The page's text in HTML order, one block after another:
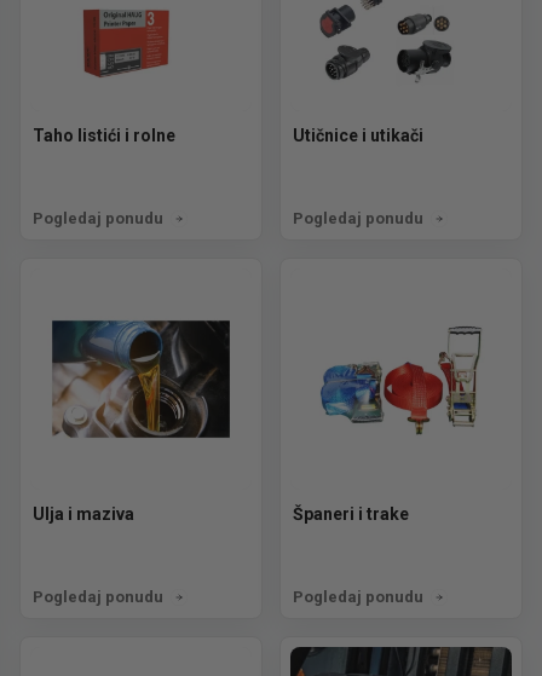
Taho listići i rolne
Pogledaj ponudu
Utičnice i utikači
Pogledaj ponudu
Ulja i maziva
Pogledaj ponudu
Španeri i trake
Pogledaj ponudu